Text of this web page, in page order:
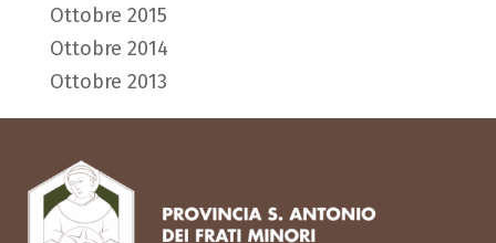
Ottobre 2015
Ottobre 2014
Ottobre 2013